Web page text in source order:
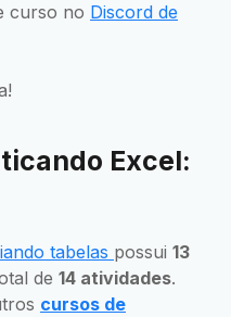
curso no Discord de
Excel:
tabelas possui 13
de 14 atividades.
cursos de